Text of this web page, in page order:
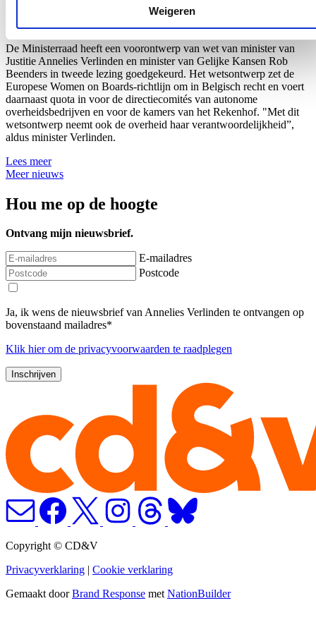
Weigeren
18/07/26
De Ministerraad heeft een voorontwerp van wet van minister van
Justitie Annelies Verlinden en minister van Gelijke Kansen Rob
Beenders in tweede lezing goedgekeurd. Het wetsontwerp zet de
Europese Women on Boards-richtlijn om in Belgisch recht en voert
daarnaast quota in voor de directiecomités van autonome
overheidsbedrijven en voor de kamers van het Rekenhof. "Met dit
wetsontwerp neemt ook de overheid haar verantwoordelijkheid”,
aldus minister Verlinden.
Lees meer
Meer nieuws
Hou me op de hoogte
Ontvang mijn nieuwsbrief.
E-mailadres
Postcode
Ja, ik wens de nieuwsbrief van Annelies Verlinden te ontvangen op
bovenstaand mailadres*
Klik hierom de privacyvoorwaarden te raadplegen
Copyright © CD&V
Privacyverklaring | Cookie verklaring
Gemaakt doorBrand Response metNationBuilder